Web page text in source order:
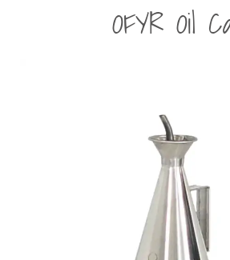
OFYR Oil